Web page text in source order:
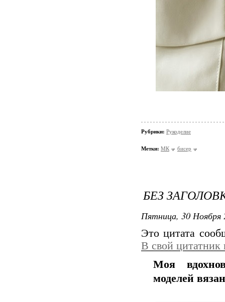
Рубрики: Рукоделие
Метки: МК бисер
БЕЗ
Пятница, 30 Ноября
Это цитата
В свой цитатник
Моя
моделей